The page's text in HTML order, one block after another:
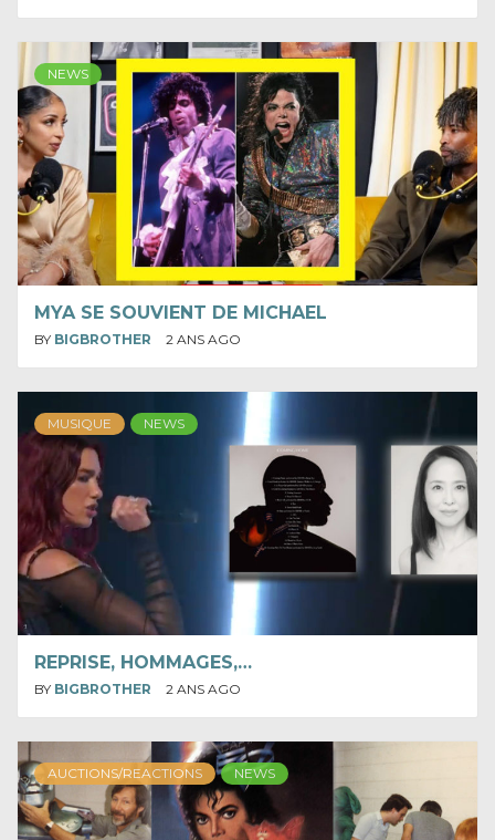
NEWS
MYA SE SOUVIENT DE MICHAEL
BY BIGBROTHER 2 ANS AGO
MUSIQUE NEWS
REPRISE, HOMMAGES,…
BY BIGBROTHER 2 ANS AGO
AUCTIONS/REACTIONS NEWS